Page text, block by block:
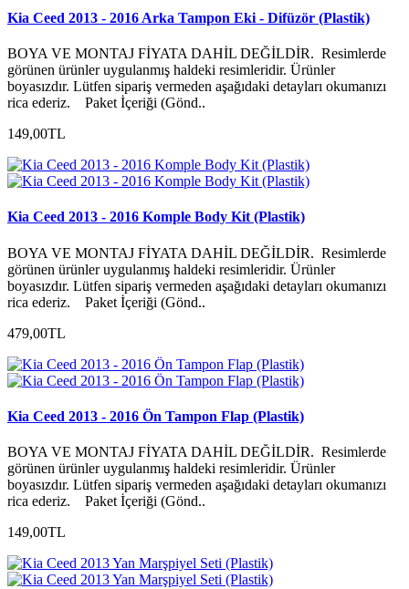
Kia Ceed 2013 - 2016 Arka Tampon Eki - Difüzör (Plastik)
BOYA VE MONTAJ FİYATA DAHİL DEĞİLDİR. Resimlerde
görünen ürünler uygulanmış haldeki resimleridir. Ürünler
boyasızdır. Lütfen sipariş vermeden aşağıdaki detayları okumanızı
rica ederiz. Paket İçeriği (Gönd..
149,00TL
Kia Ceed 2013 - 2016 Komple Body Kit (Plastik)
BOYA VE MONTAJ FİYATA DAHİL DEĞİLDİR. Resimlerde
görünen ürünler uygulanmış haldeki resimleridir. Ürünler
boyasızdır. Lütfen sipariş vermeden aşağıdaki detayları okumanızı
rica ederiz. Paket İçeriği (Gönd..
479,00TL
Kia Ceed 2013 - 2016 Ön Tampon Flap (Plastik)
BOYA VE MONTAJ FİYATA DAHİL DEĞİLDİR. Resimlerde
görünen ürünler uygulanmış haldeki resimleridir. Ürünler
boyasızdır. Lütfen sipariş vermeden aşağıdaki detayları okumanızı
rica ederiz. Paket İçeriği (Gönd..
149,00TL